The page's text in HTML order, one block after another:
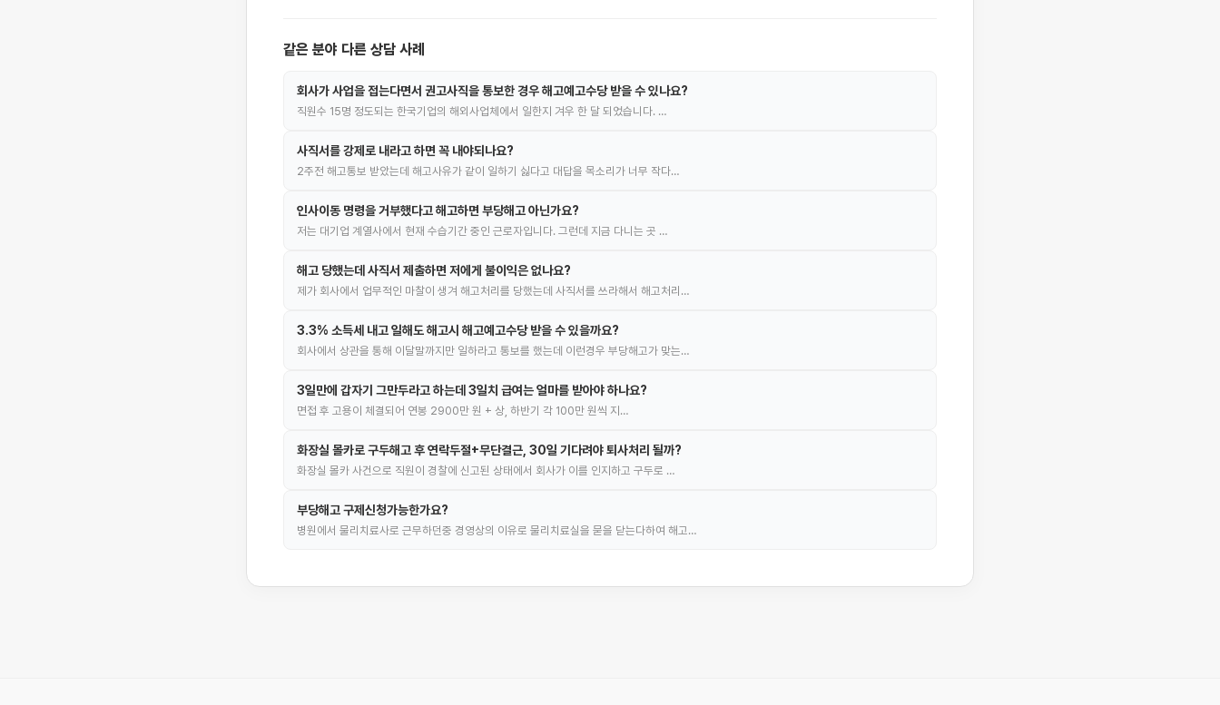
같은 분야 다른 상담 사례
회사가 사업을 접는다면서 권고사직을 통보한 경우 해고예고수당 받을 수 있나요?
직원수 15명 정도되는 한국기업의 해외사업체에서 일한지 겨우 한 달 되었습니다. …
사직서를 강제로 내라고 하면 꼭 내야되나요?
2주전 해고통보 받았는데 해고사유가 같이 일하기 싫다고 대답을 목소리가 너무 작다…
인사이동 명령을 거부했다고 해고하면 부당해고 아닌가요?
저는 대기업 계열사에서 현재 수습기간 중인 근로자입니다. 그런데 지금 다니는 곳 …
해고 당했는데 사직서 제출하면 저에게 불이익은 없나요?
제가 회사에서 업무적인 마찰이 생겨 해고처리를 당했는데 사직서를 쓰라해서 해고처리…
3.3% 소득세 내고 일해도 해고시 해고예고수당 받을 수 있을까요?
회사에서 상관을 통해 이달말까지만 일하라고 통보를 했는데 이런경우 부당해고가 맞는…
3일만에 갑자기 그만두라고 하는데 3일치 급여는 얼마를 받아야 하나요?
면접 후 고용이 체결되어 연봉 2900만 원 + 상, 하반기 각 100만 원씩 지…
화장실 몰카로 구두해고 후 연락두절+무단결근, 30일 기다려야 퇴사처리 될까?
화장실 몰카 사건으로 직원이 경찰에 신고된 상태에서 회사가 이를 인지하고 구두로 …
부당해고 구제신청가능한가요?
병원에서 물리치료사로 근무하던중 경영상의 이유로 물리치료실을 묻을 닫는다하여 해고…